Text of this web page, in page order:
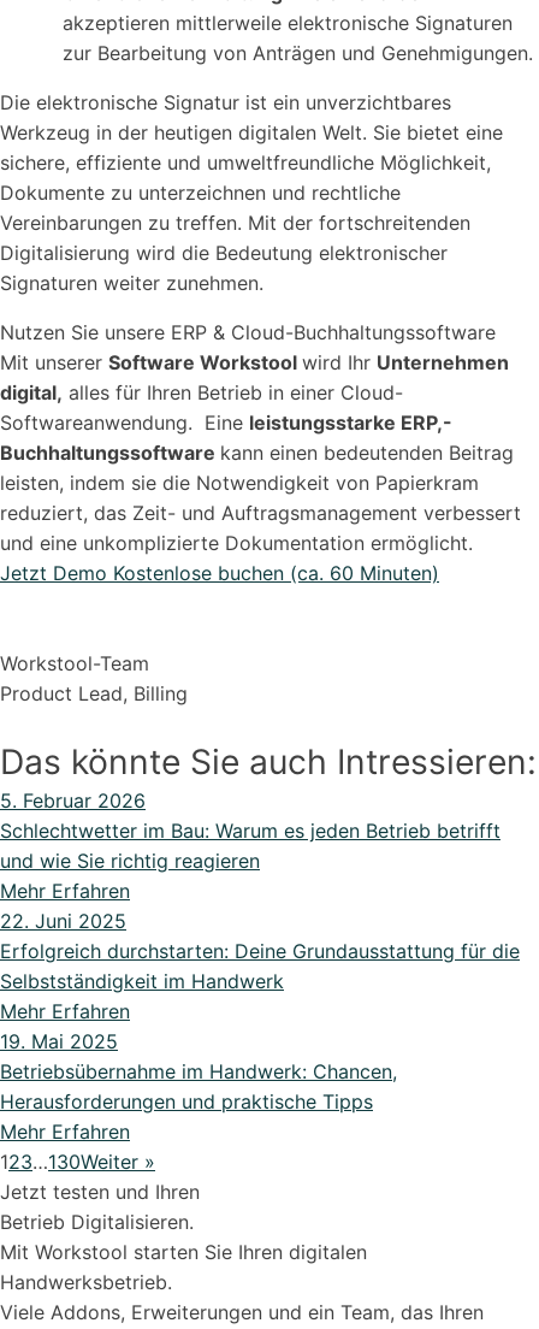
akzeptieren mittlerweile elektronische Signaturen
zur Bearbeitung von Anträgen und Genehmigungen.
Die elektronische Signatur ist ein unverzichtbares
Werkzeug in der heutigen digitalen Welt. Sie bietet eine
sichere, effiziente und umweltfreundliche Möglichkeit,
Dokumente zu unterzeichnen und rechtliche
Vereinbarungen zu treffen. Mit der fortschreitenden
Digitalisierung wird die Bedeutung elektronischer
Signaturen weiter zunehmen.
Nutzen Sie unsere ERP & Cloud-Buchhaltungssoftware
Mit unserer Software Workstool wird Ihr Unternehmen
digital, alles für Ihren Betrieb in einer Cloud-
Softwareanwendung. Eine leistungsstarke ERP,-
Buchhaltungssoftware kann einen bedeutenden Beitrag
leisten, indem sie die Notwendigkeit von Papierkram
reduziert, das Zeit- und Auftragsmanagement verbessert
und eine unkomplizierte Dokumentation ermöglicht.
Jetzt Demo Kostenlose buchen (ca. 60 Minuten)
Workstool-Team
Product Lead, Billing
Das könnte Sie auch Intressieren:
5. Februar 2026
Schlechtwetter im Bau: Warum es jeden Betrieb betrifft
und wie Sie richtig reagieren
Mehr Erfahren
22. Juni 2025
Erfolgreich durchstarten: Deine Grundausstattung für die
Selbstständigkeit im Handwerk
Mehr Erfahren
19. Mai 2025
Betriebsübernahme im Handwerk: Chancen,
Herausforderungen und praktische Tipps
Mehr Erfahren
123…130Weiter »
Jetzt testen und Ihren
Betrieb Digitalisieren.
Mit Workstool starten Sie Ihren digitalen
Handwerksbetrieb.
Viele Addons, Erweiterungen und ein Team, das Ihren